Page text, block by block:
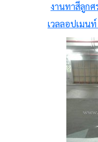
งานทาสีลูกศ
เวลลอปเมน